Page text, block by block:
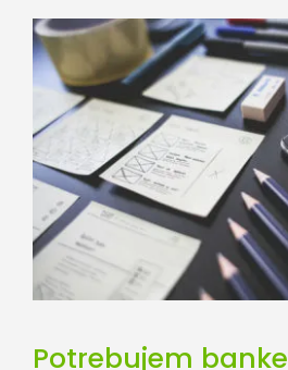
Potrebujem banke